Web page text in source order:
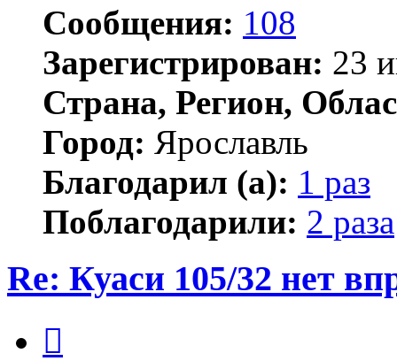
Сообщения: 108
Зарегистрирован: 23
Страна, Регион,
Город: Ярославль
Благодарил (а): 1 раз
Поблагодарили: 2 раза
Re: Куаси 105/32 нет